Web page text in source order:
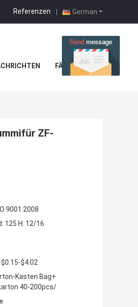
German
Referenzen |
FÄLLE
ZF-
9001:2008
125 H: 12/16
$4.02
Kasten Bag+
40-200pcs/